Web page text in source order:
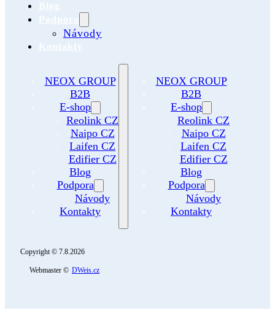
Blog
Podpora
Návody
Kontakty
NEOX GROUP
B2B
E-shop
Reolink CZ
Naipo CZ
Laifen CZ
Edifier CZ
Blog
Podpora
Návody
Kontakty
NEOX GROUP
B2B
E-shop
Reolink CZ
Naipo CZ
Laifen CZ
Edifier CZ
Blog
Podpora
Návody
Kontakty
Copyright © 7.8.2026
Webmaster © DWeis.cz